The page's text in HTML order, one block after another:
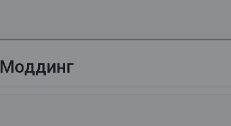
Моддинг